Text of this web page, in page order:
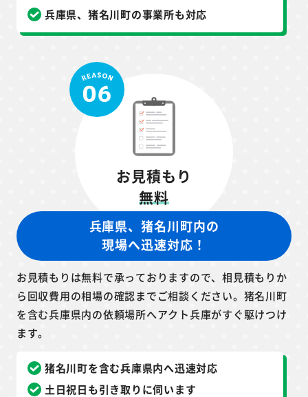
兵庫県、猪名川町の事業所も対応
お見積もり
無料
兵庫県、猪名川町内の
現場へ迅速対応！
お見積もりは無料で承っておりますので、相見積もりか
ら回収費用の相場の確認までご相談ください。猪名川町
を含む兵庫県内の依頼場所へアクト兵庫がすぐ駆けつけ
ます。
猪名川町を含む兵庫県内へ迅速対応
土日祝日も引き取りに伺います